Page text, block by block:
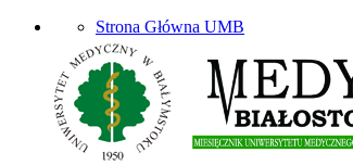
Strona Główna UMB